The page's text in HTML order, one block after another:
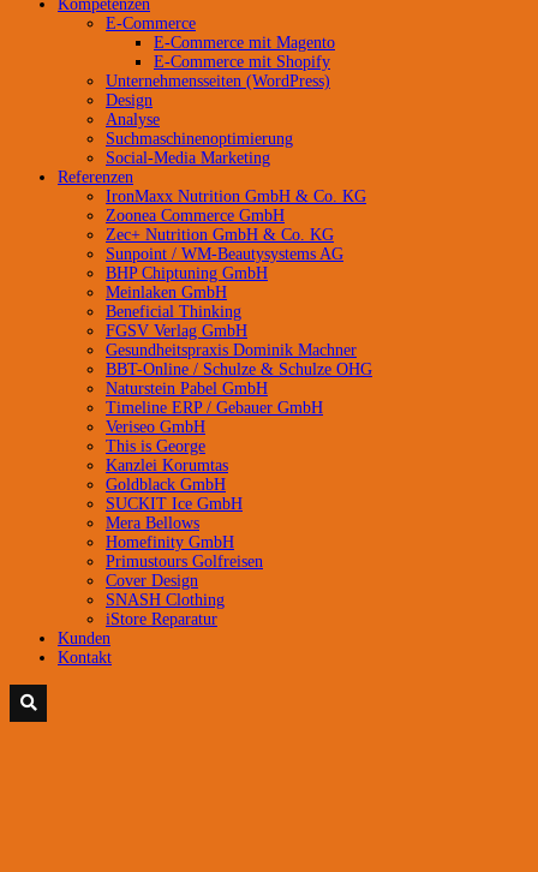
Kompetenzen
E-Commerce
E-Commerce mit Magento
E-Commerce mit Shopify
Unternehmensseiten (WordPress)
Design
Analyse
Suchmaschinenoptimierung
Social-Media Marketing
Referenzen
IronMaxx Nutrition GmbH & Co. KG
Zoonea Commerce GmbH
Zec+ Nutrition GmbH & Co. KG
Sunpoint / WM-Beautysystems AG
BHP Chiptuning GmbH
Meinlaken GmbH
Beneficial Thinking
FGSV Verlag GmbH
Gesundheitspraxis Dominik Machner
BBT-Online / Schulze & Schulze OHG
Naturstein Pabel GmbH
Timeline ERP / Gebauer GmbH
Veriseo GmbH
This is George
Kanzlei Korumtas
Goldblack GmbH
SUCKIT Ice GmbH
Mera Bellows
Homefinity GmbH
Primustours Golfreisen
Cover Design
SNASH Clothing
iStore Reparatur
Kunden
Kontakt